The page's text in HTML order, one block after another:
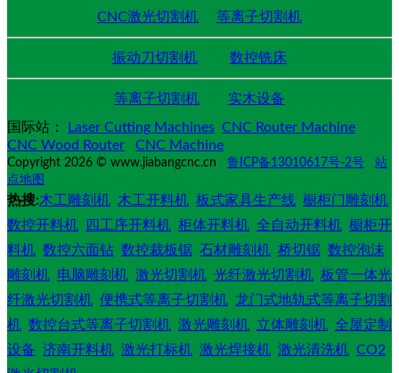
CNC激光切割机 等离子切割机
振动刀切割机 数控铣床
等离子切割机
实木设备
国际站：
Laser Cutting Machines CNC Router Machine
CNC Wood Router
CNC Machine
Copyright 2026 © www.jiabangcnc.cn 鲁ICP备13010617号-2号
站
点地图
热搜:木工雕刻机 木工开料机 板式家具生产线 橱柜门雕刻机
数控开料机
四工序开料机 柜体开料机 全自动开料机 橱柜开
料机 数控六面钻 数控裁板锯 石材雕刻机 桥切锯 数控泡沫
雕刻机 电脑雕刻机 激光切割机 光纤激光切割机 板管一体光
纤激光切割机 便携式等离子切割机 龙门式地轨式等离子切割
机 数控台式等离子切割机 激光雕刻机 立体雕刻机 全屋定制
设备 济南开料机 激光打标机 激光焊接机 激光清洗机 CO2